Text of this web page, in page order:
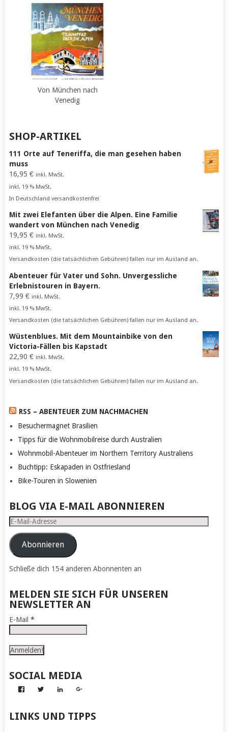
Von München nach
Venedig
SHOP-ARTIKEL
111 Orte auf Teneriffa, die man gesehen haben
muss
16,95 € inkl. MwSt.
inkl. 19 % MwSt.
In Deutschland versandkostenfrei
Mit zwei Elefanten über die Alpen. Eine Familie
wandert von München nach Venedig
19,95 € inkl. MwSt.
inkl. 19 % MwSt.
Versandkosten (die tatsächlichen Gebühren) fallen nur im Ausland an.
Abenteuer für Vater und Sohn. Unvergessliche
Erlebnistouren in Bayern.
7,99 € inkl. MwSt.
inkl. 19 % MwSt.
Versandkosten (die tatsächlichen Gebühren) fallen nur im Ausland an.
Wüstenblues. Mit dem Mountainbike von den
Victoria-Fällen bis Kapstadt
22,90 € inkl. MwSt.
inkl. 19 % MwSt.
Versandkosten (die tatsächlichen Gebühren) fallen nur im Ausland an.
RSS – ABENTEUER ZUM NACHMACHEN
Besuchermagnet Brasilien
Tipps für die Wohnmobilreise durch Australien
Wohnmobil-Abenteuer im Northern Territory Australiens
Buchtipp: Eskapaden in Ostfriesland
Bike-Touren in Slowenien
BLOG VIA E-MAIL ABONNIEREN
E-
Mail-
AdresseAbonnieren
Schließe dich 154 anderen Abonnenten an
MELDEN SIE SICH FÜR UNSEREN
NEWSLETTER AN
E-Mail *
SOCIAL MEDIA
Profil
Nachmachen
Profil
Kapff
Profil
Kapff
Profil
Kapff
LINKS UND TIPPS